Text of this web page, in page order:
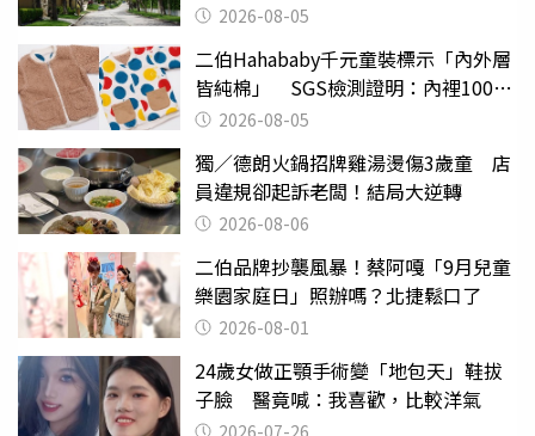
2026-08-05
二伯Hahababy千元童裝標示「內外層
皆純棉」 SGS檢測證明：內裡100%
聚酯纖維
2026-08-05
獨／德朗火鍋招牌雞湯燙傷3歲童 店
員違規卻起訴老闆！結局大逆轉
2026-08-06
二伯品牌抄襲風暴！蔡阿嘎「9月兒童
樂園家庭日」照辦嗎？北捷鬆口了
2026-08-01
24歲女做正顎手術變「地包天」鞋拔
子臉 醫竟喊：我喜歡，比較洋氣